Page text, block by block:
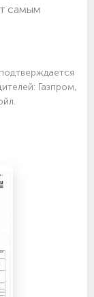
самым
Газпром,